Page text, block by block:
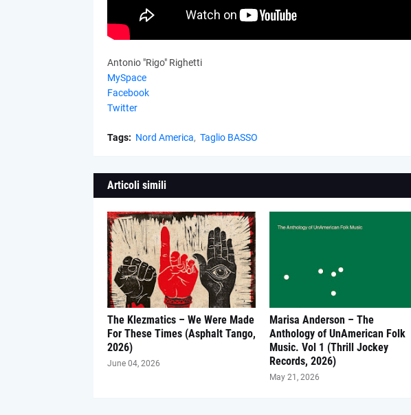
Antonio "Rigo" Righetti
MySpace
Facebook
Twitter
Tags: Nord America Taglio BASSO
Articoli simili
The Klezmatics – We Were Made
For These Times (Asphalt Tango,
2026)
June 04, 2026
Marisa Anderson – The
Anthology of UnAmerican Folk
Music. Vol 1 (Thrill Jockey
Records, 2026)
May 21, 2026